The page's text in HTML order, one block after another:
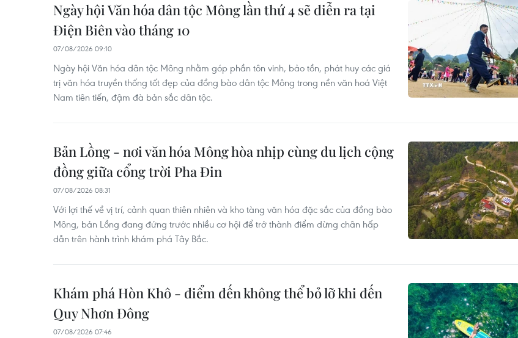
Ngày hội Văn hóa dân tộc Mông lần thứ 4 sẽ diễn ra tại
Điện Biên vào tháng 10
07/08/2026 09:10
Ngày hội Văn hóa dân tộc Mông nhằm góp phần tôn vinh, bảo tồn, phát huy các giá
trị văn hóa truyền thống tốt đẹp của đồng bào dân tộc Mông trong nền văn hoá Việt
Nam tiên tiến, đậm đà bản sắc dân tộc.
Bản Lồng - nơi văn hóa Mông hòa nhịp cùng du lịch cộng
đồng giữa cổng trời Pha Đin
07/08/2026 08:31
Với lợi thế về vị trí, cảnh quan thiên nhiên và kho tàng văn hóa đặc sắc của đồng bào
Mông, bản Lồng đang đứng trước nhiều cơ hội để trở thành điểm dừng chân hấp
dẫn trên hành trình khám phá Tây Bắc.
Khám phá Hòn Khô - điểm đến không thể bỏ lỡ khi đến
Quy Nhơn Đông
07/08/2026 07:46